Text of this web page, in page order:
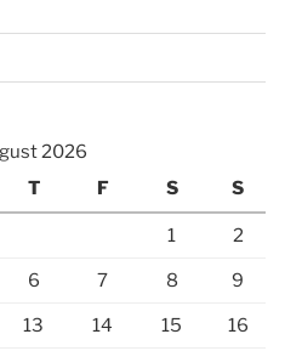
2026
T F S S
1 2
6 7 8 9
13 14 15 16